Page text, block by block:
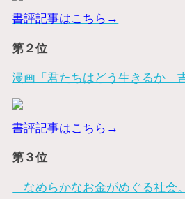
書評記事はこちら→
第２位
漫画「君たちはどう生きるか」
書評記事はこちら→
第３位
「なめらかなお金がめぐる社会